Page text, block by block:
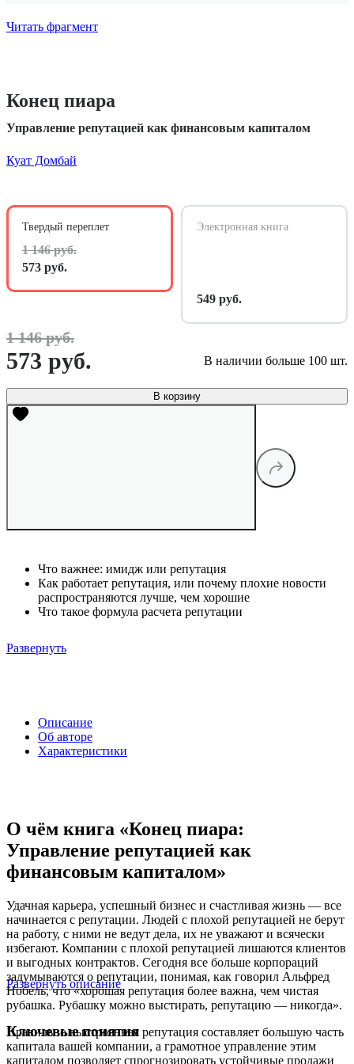
Читать фрагмент
Конец пиара
Управление репутацией как финансовым капиталом
Куат Домбай
Твердый переплет
1 146 руб.
573 руб.
Электронная книга
549 руб.
1 146 руб.
573 руб. В наличии больше 100 шт.
В корзину
Что важнее: имидж или репутация
Как работает репутация, или почему плохие новости
распространяются лучше, чем хорошие
Что такое формула расчета репутации
Развернуть
Описание
Об авторе
Характеристики
О чём книга «Конец пиара:
Управление репутацией как
финансовым капиталом»
Удачная карьера, успешный бизнес и счастливая жизнь — все
начинается с репутации. Людей с плохой репутацией не берут
на работу, с ними не ведут дела, их не уважают и всячески
избегают. Компании с плохой репутацией лишаются клиентов
и выгодных контрактов. Сегодня все больше корпораций
задумываются о репутации, понимая, как говорил Альфред
Нобель, что «хорошая репутация более важна, чем чистая
рубашка. Рубашку можно выстирать, репутацию — никогда».
Правильно выстроенная репутация составляет большую часть
капитала вашей компании, а грамотное управление этим
капиталом позволяет спрогнозировать устойчивые продажи
Развернуть описание
Ключевые понятия